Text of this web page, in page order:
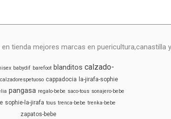
en tienda mejores marcas en puericultura,canastilla
babydif barefoot blanditos calzado-
calzadorespetuoso cappadocia la-jirafa-sophie
pangasa regalo-bebe saco-tous sonajero-bebe
sophie-la-jirafa tous trenca-bebe trenka-bebe
zapatos-bebe